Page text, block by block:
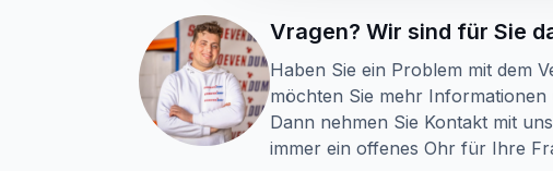
Vragen? Wir sind für Sie
Haben Sie ein Problem mit dem
möchten Sie mehr
Dann nehmen Sie Kontakt mit
immer ein offenes Ohr für Ihre